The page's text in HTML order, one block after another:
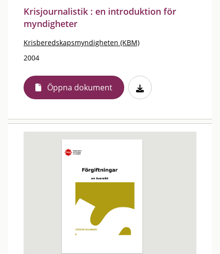
Krisjournalistik : en introduktion för
myndigheter
Krisberedskapsmyndigheten (KBM)
2004
Öppna dokument